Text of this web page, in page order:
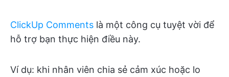
ClickUp Comments là một công cụ tuyệt vời để
hỗ trợ bạn thực hiện điều này.
Ví dụ: khi nhân viên chia sẻ cảm xúc hoặc lo